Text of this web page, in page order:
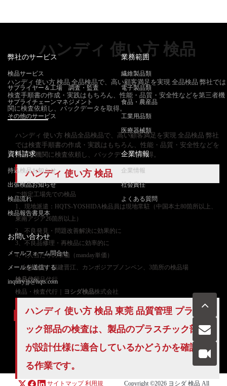
ハンディ 使い方 検品
ハンディ 使い方 検品 全品検品で、高い顧客満足を実現 全品検品 弊社では
検査手順書の作成・実践はもちろん、性能・品質・安全性などを第三者機
関に検査依頼し、バックデータを取得。
ハンディ 使い方 検品全品検品で、高い顧客満足を実現 全品検品 弊社
では検査手順書の作成・実践はもちろん、性能・品質・安全性などを
第三者機関に検査依頼し、バックデータを取得。
ハンディ 使い方 検品
ご指定工場先での検品
1、現地派遣：HQTS-YOSHIDA検品員は現地常駐（中国本土80箇所以上、
東南アジア26箇所以上）
2、不良発見・問題改善解決に効果的に
3、不良品修理・再検品に効率的に
4、1人当たりの単価（manday単価）
上海嘉定、福建晋江、カンボジアプノンペン、3箇所の検品場
検品代行品代行
検品・検査代行｜ ヨシダ検品株式会社
ハンディ 使い方 検品 東莞 品質管理 プラスチ
ック部品の検査は、製品のプラスチック部品
が設計仕様に適合しているかどうかを確認す
る作業です。
弊社のサービス
検品サービス
サプライヤー＆工場 調査・監査
サプライチェーンマネジメント
その他のサービス
業務範囲
繊維製品類
電子製品類
食品・農産品
工業用品類
医療器械類
資料請求
持込検品お知らせ
出張検品お知らせ
検品流れ
検品報告書見本
企業情報
企業情報
社会責任
よくある質問
お問い合わせ
メールフォーム問合せ
メールを送信する
inquiry.jp@hqts.com
お電話でのお問い合わせ
お問い合わせ
サイトマップ 利用規 Copyright ©2026 ヨシダ 検品 All